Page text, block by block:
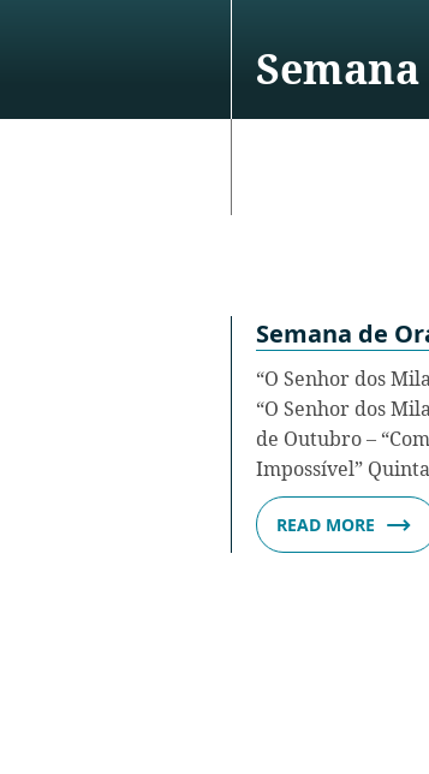
Semana de
“O Senhor dos
“O Senhor dos
de Outubro –
Impossível”
READ MORE